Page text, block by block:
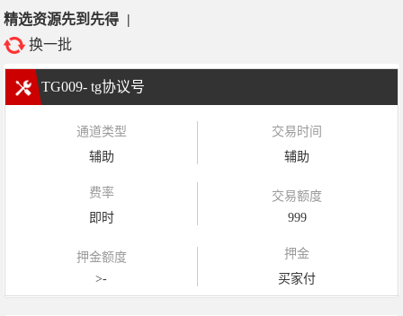
精选资源先到先得 |
换一批
TG009- tg协议号
通道类型
辅助
交易时间
辅助
费率
即时
交易额度
999
押金额度
>-
押金
买家付